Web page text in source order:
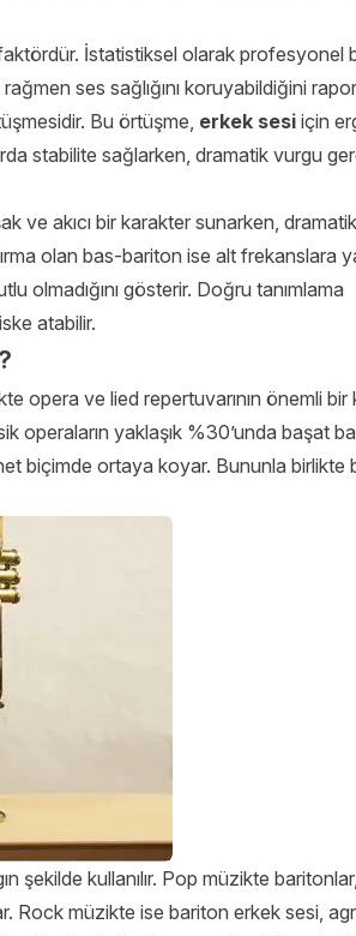
İstatistiksel olarak profesyonel
ses sağlığını koruyabildiğini
Bu örtüşme, erkek sesi için
stabilite sağlarken, dramatik vurgu
ve akıcı bir karakter sunarken,
olan bas-bariton ise alt frekanslara
olmadığını gösterir. Doğru tanımlama
atabilir.
opera ve lied repertuvarının önemli bir
operaların yaklaşık %30’unda başat
biçimde ortaya koyar. Bununla birlikte
şekilde kullanılır. Pop müzikte
Rock müzikte ise bariton erkek sesi,